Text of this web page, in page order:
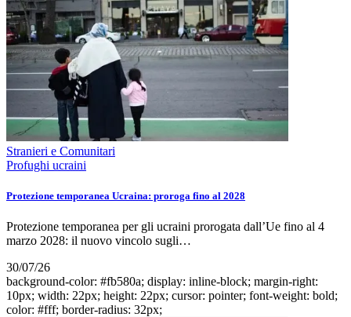
Stranieri e Comunitari
Profughi ucraini
Protezione temporanea Ucraina: proroga fino al 2028
Protezione temporanea per gli ucraini prorogata dall’Ue fino al 4
marzo 2028: il nuovo vincolo sugli…
30/07/26
background-color: #fb580a; display: inline-block; margin-right:
10px; width: 22px; height: 22px; cursor: pointer; font-weight: bold;
color: #fff; border-radius: 32px;